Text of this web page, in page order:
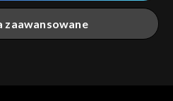
podczas odwiedzania przez
serwisówzwanych dalej
zapisywane za pomocą
zaawansowane